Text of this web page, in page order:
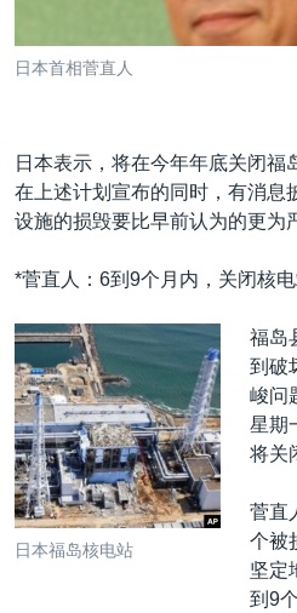
索
美洲
劳工
美中关系
美国之音专访
重要讲话与声明
关注西藏
关注新疆
GEN Z 看美国
中文广播
其他语言网站
日本首相菅直人
日本表示，将在今年年底关闭福
在上述计划宣布的同时，有消息
设施的损毁要比早前认为的更为
*菅直人：6到9个月内，关闭核
日本福岛核电站
福岛
到破
峻问
星期
将关
菅直
个被
坚定
到9